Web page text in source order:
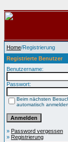
Home/Registrierung
Registrierte Benutzer
Benutzername:
Passwort:
Beim nächsten
automatisch
» Password vergessen
» Registrierung